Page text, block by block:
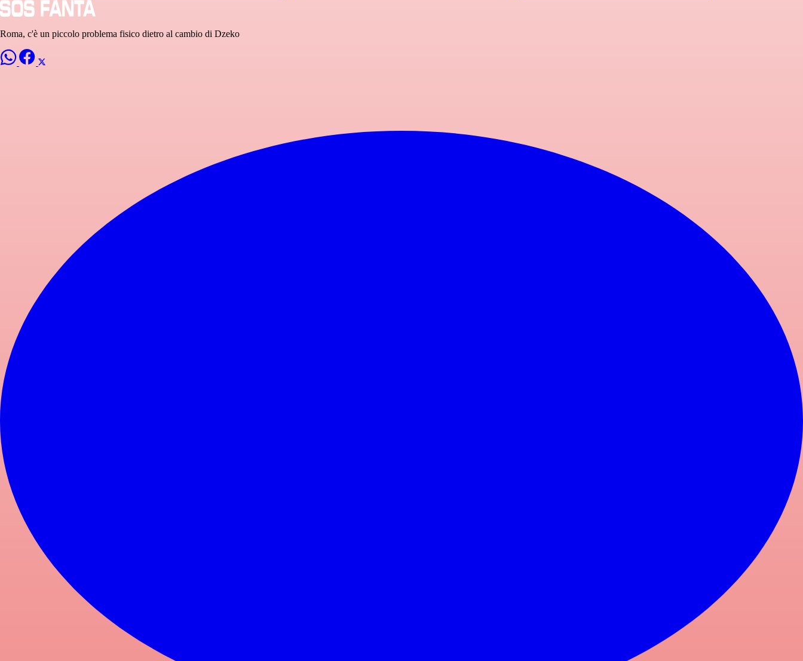
Roma, c'è un piccolo problema fisico dietro al cambio di Dzeko